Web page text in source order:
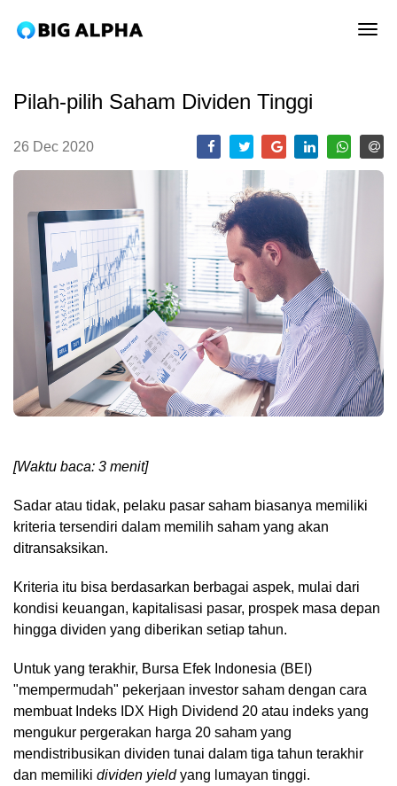
Pilah-pilih Saham Dividen Tinggi
26 Dec 2020
[Waktu baca: 3 menit]
Sadar atau tidak, pelaku pasar saham biasanya memiliki
kriteria tersendiri dalam memilih saham yang akan
ditransaksikan.
Kriteria itu bisa berdasarkan berbagai aspek, mulai dari
kondisi keuangan, kapitalisasi pasar, prospek masa depan
hingga dividen yang diberikan setiap tahun.
Untuk yang terakhir, Bursa Efek Indonesia (BEI)
"mempermudah" pekerjaan investor saham dengan cara
membuat Indeks IDX High Dividend 20 atau indeks yang
mengukur pergerakan harga 20 saham yang
mendistribusikan dividen tunai dalam tiga tahun terakhir
dan memiliki dividen yieldyang lumayan tinggi.